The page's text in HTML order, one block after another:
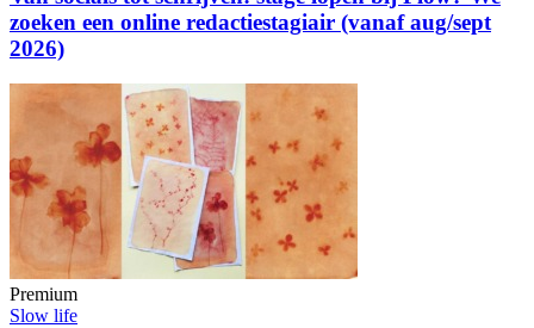
zoeken een online redactiestagiair (vanaf aug/sept
2026)
Premium
Slow life